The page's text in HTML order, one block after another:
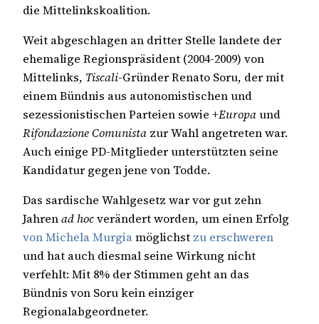
die Mittelinkskoalition.
Weit abgeschlagen an dritter Stelle landete der
ehemalige Regionspräsident (2004-2009) von
Mittelinks, Tiscali-Gründer Renato Soru, der mit
einem Bündnis aus autonomistischen und
sezessionistischen Parteien sowie +Europaund
Rifondazione Comunista zur Wahl angetreten war.
Auch einige PD-Mitglieder unterstützten seine
Kandidatur gegen jene von Todde.
Das sardische Wahlgesetz war vor gut zehn
Jahrenad hocverändert worden, um einen Erfolg
von Michela Murgiamöglichst zu erschweren
und hat auch diesmal seine Wirkung nicht
verfehlt: Mit 8% der Stimmen geht an das
Bündnis von Soru kein einziger
Regionalabgeordneter.